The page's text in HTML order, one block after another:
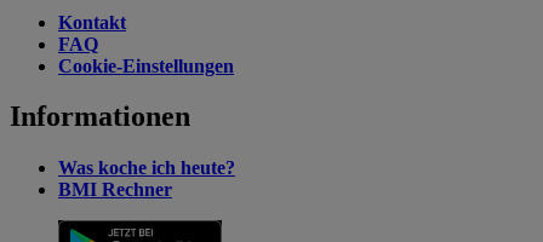
Kontakt
FAQ
Cookie-Einstellungen
Informationen
Was koche ich heute?
BMI Rechner